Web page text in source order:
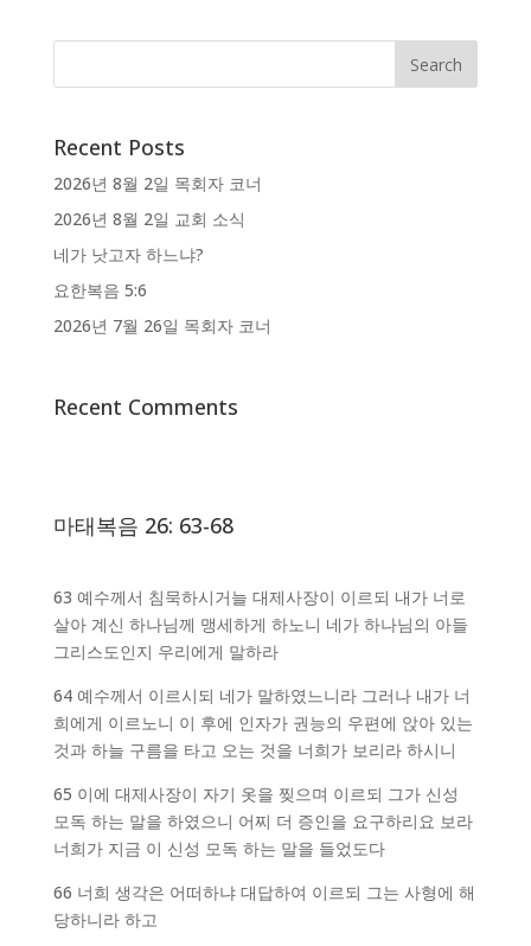
Recent Posts
2026년 8월 2일 목회자 코너
2026년 8월 2일 교회 소식
네가 낫고자 하느냐?
요한복음 5:6
2026년 7월 26일 목회자 코너
Recent Comments
마태복음 26: 63-68
63 예수께서 침묵하시거늘 대제사장이 이르되 내가 너로
살아 계신 하나님께 맹세하게 하노니 네가 하나님의 아들
그리스도인지 우리에게 말하라
64 예수께서 이르시되 네가 말하였느니라 그러나 내가 너
희에게 이르노니 이 후에 인자가 권능의 우편에 앉아 있는
것과 하늘 구름을 타고 오는 것을 너희가 보리라 하시니
65 이에 대제사장이 자기 옷을 찢으며 이르되 그가 신성
모독 하는 말을 하였으니 어찌 더 증인을 요구하리요 보라
너희가 지금 이 신성 모독 하는 말을 들었도다
66 너희 생각은 어떠하냐 대답하여 이르되 그는 사형에 해
당하니라 하고